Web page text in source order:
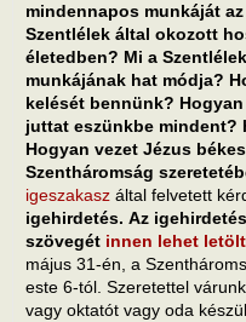
mindennapos munkáját
Szentlélek által okozott
életedben? Mi a
munkájának hat módja?
kelését bennünk?
juttat eszünkbe mindent?
Hogyan vezet Jézus
Szentháromság
igeszakasz által felvetett
igehirdetés. Az
szövegét innen lehet
május 31-én, a
este 6-tól. Szeretettel
vagy oktatót vagy oda